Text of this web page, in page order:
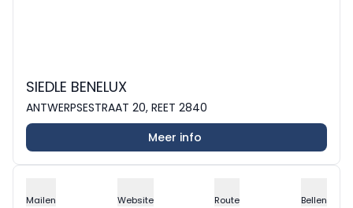
SIEDLE BENELUX
ANTWERPSESTRAAT 20, REET 2840
Meer info
Mailen Website Route Bellen